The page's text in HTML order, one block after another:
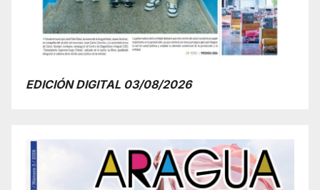
EDICIÓN DIGITAL 03/08/2026